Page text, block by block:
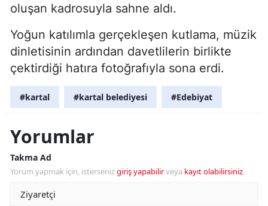
oluşan kadrosuyla sahne aldı.
Yoğun katılımla gerçekleşen kutlama, müzik
dinletisinin ardından davetlilerin birlikte
çektirdiği hatıra fotoğrafıyla sona erdi.
#kartal #kartal belediyesi #Edebiyat
Yorumlar
Takma Ad
Yorum yapmak için, istersenizgiriş yapabilirveya kayıt olabilirsiniz.